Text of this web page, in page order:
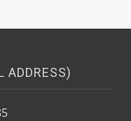
ADDRESS)